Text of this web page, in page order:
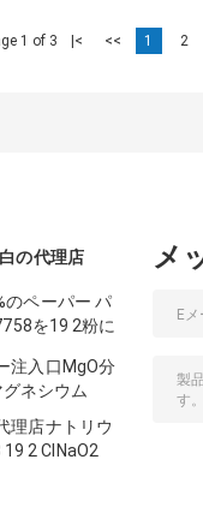
1 of 3 |< << 1 2
の代理店
のペーパー パ
を19 2粉に
注入口MgO分
ネシウム
理店ナトリウ
2 ClNaO2
メ